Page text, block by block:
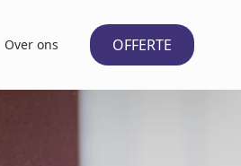
Over ons OFFERTE